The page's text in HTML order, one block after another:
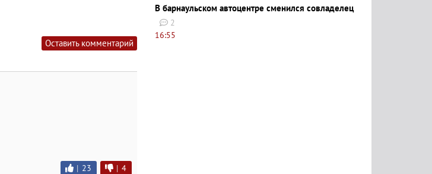
Оставить комментарий
| 23 | 4
В барнаульском автоцентре сменился совладелец
2
16:55